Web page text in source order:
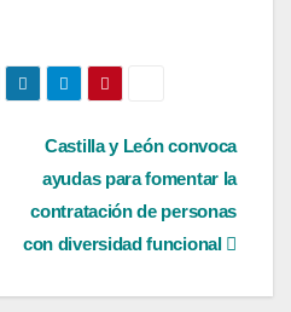
Castilla y León convoca
ayudas para fomentar la
contratación de personas
con diversidad funcional